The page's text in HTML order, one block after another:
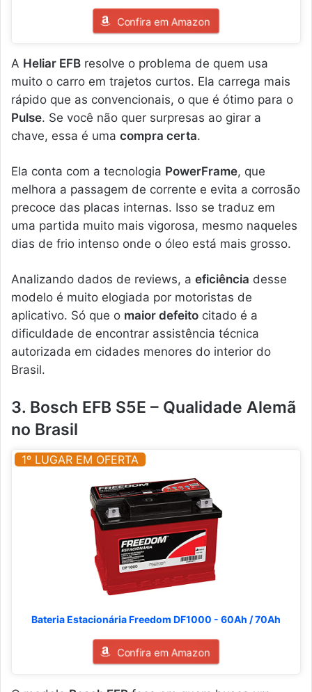
Confira em Amazon
A Heliar EFB resolve o problema de quem usa
muito o carro em trajetos curtos. Ela carrega mais
rápido que as convencionais, o que é ótimo para o
Pulse. Se você não quer surpresas ao girar a
chave, essa é uma compra certa.
Ela conta com a tecnologia PowerFrame, que
melhora a passagem de corrente e evita a corrosão
precoce das placas internas. Isso se traduz em
uma partida muito mais vigorosa, mesmo naqueles
dias de frio intenso onde o óleo está mais grosso.
Analizando dados de reviews, a eficiência desse
modelo é muito elogiada por motoristas de
aplicativo. Só que o maior defeito citado é a
dificuldade de encontrar assistência técnica
autorizada em cidades menores do interior do
Brasil.
3. Bosch EFB S5E – Qualidade Alemã
no Brasil
1º LUGAR EM OFERTA
Bateria Estacionária Freedom DF1000 - 60Ah / 70Ah
Confira em Amazon